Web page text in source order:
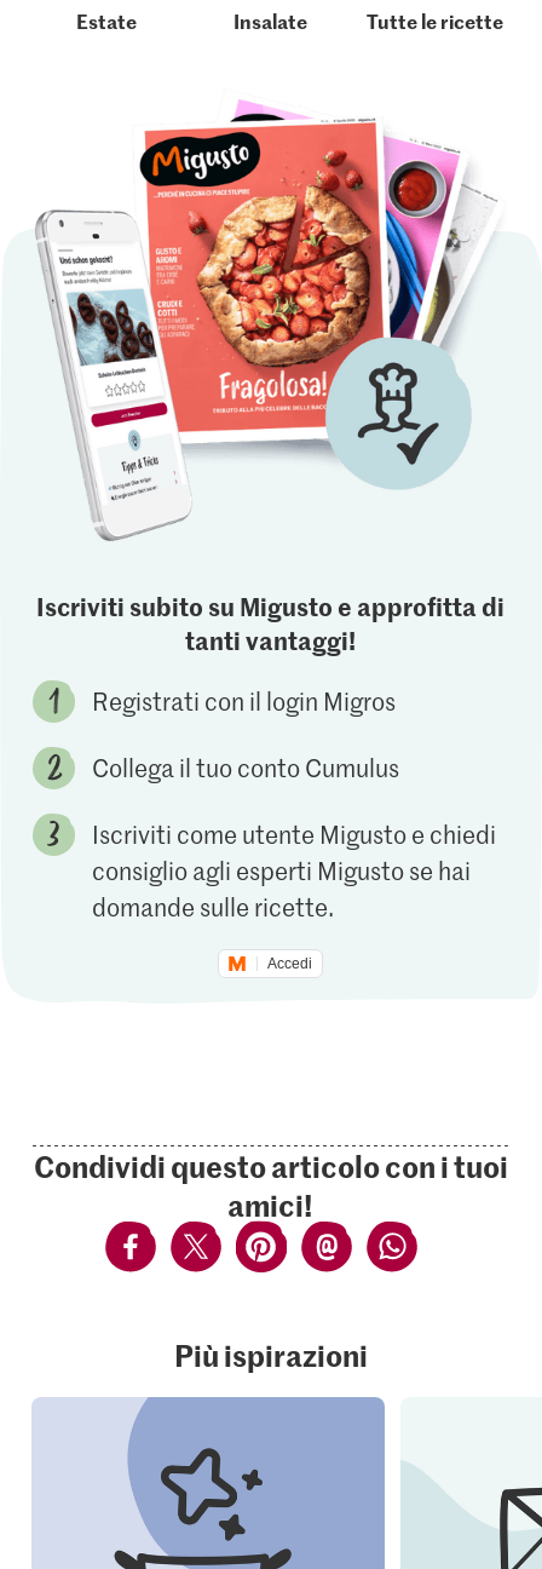
Estate Insalate Tutte le ricette
Iscriviti subito su Migusto e approfitta di
tanti vantaggi!
Registrati con il login Migros
Collega il tuo conto Cumulus
Iscriviti come utente Migusto e chiedi
consiglio agli esperti Migusto se hai
domande sulle ricette.
Accedi
Condividi questo articolo con i tuoi
amici!
Più ispirazioni